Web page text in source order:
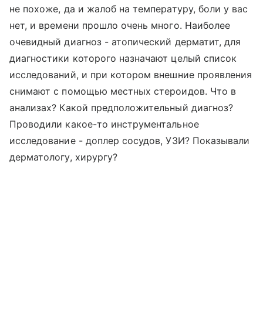
не похоже, да и жалоб на температуру, боли у вас
нет, и времени прошло очень много. Наиболее
очевидный диагноз - атопический дерматит, для
диагностики которого назначают целый список
исследований, и при котором внешние проявления
снимают с помощью местных стероидов. Что в
анализах? Какой предположительный диагноз?
Проводили какое-то инструментальное
исследование - доплер сосудов, УЗИ? Показывали
дерматологу, хирургу?